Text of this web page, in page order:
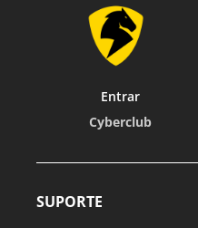
Entrar
Cyberclub
SUPORTE